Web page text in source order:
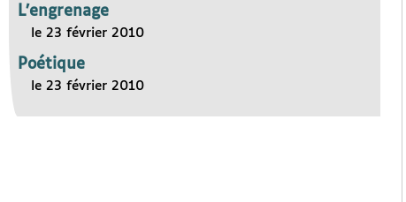
L’engrenage
le 23 février 2010
Poétique
le 23 février 2010